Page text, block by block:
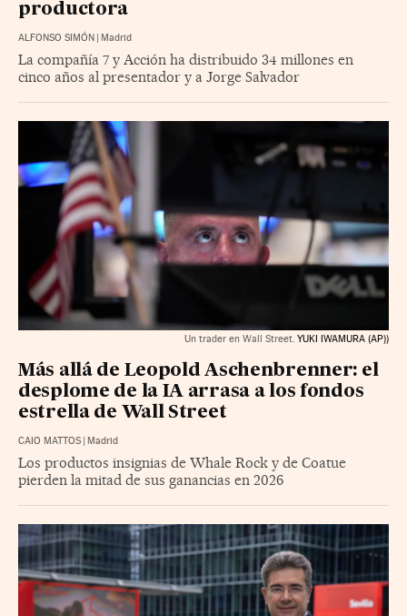
productora
ALFONSO SIMÓN | Madrid
La compañía 7 y Acción ha distribuido 34 millones en
cinco años al presentador y a Jorge Salvador
Un trader en Wall Street. YUKI IWAMURA (AP))
Más allá de Leopold Aschenbrenner: el
desplome de la IA arrasa a los fondos
estrella de Wall Street
CAIO MATTOS | Madrid
Los productos insignias de Whale Rock y de Coatue
pierden la mitad de sus ganancias en 2026